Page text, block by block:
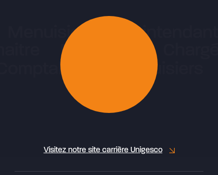
Visitez notre site carrière Unigesco